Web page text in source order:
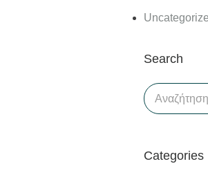
Search
Categories